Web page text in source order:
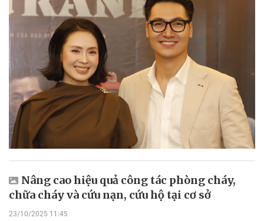
Nâng cao hiệu quả công tác phòng cháy,
chữa cháy và cứu nạn, cứu hộ tại cơ sở
23/10/2025 11:45